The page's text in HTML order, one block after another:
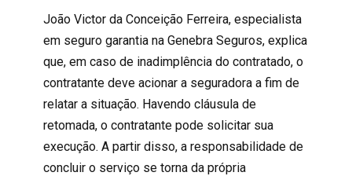
João Victor da Conceição Ferreira, especialista
em seguro garantiana Genebra Seguros, explica
que, em caso de inadimplência do contratado, o
contratante deve acionar a seguradora a fim de
relatar a situação. Havendo cláusula de
retomada, o contratante pode solicitar sua
execução. A partir disso, a responsabilidade de
concluir o serviço se torna da própria